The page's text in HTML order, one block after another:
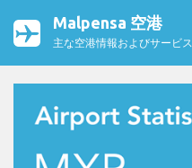
Malpensa 空港
主な空港情報およびサービス